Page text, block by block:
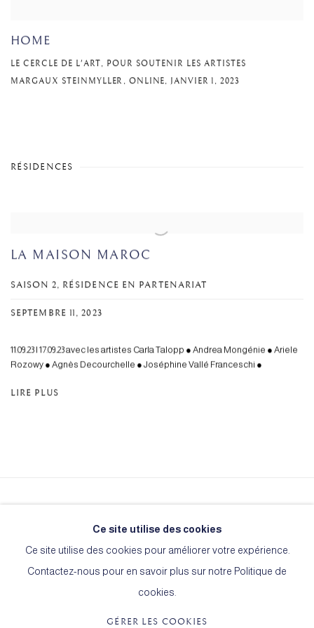
HOME
LE CERCLE DE L'ART, POUR SOUTENIR LES ARTISTES
MARGAUX STEINMYLLER, ONLINE, JANVIER 1, 2023
RÉSIDENCES
LA MAISON MAROC
SAISON 2, RÉSIDENCE EN PARTENARIAT
SEPTEMBRE 11, 2023
11.09.23 I 17.09.23 avec les artistes Carla Talopp ● Andrea Mongénie ● Ariele
Rozowy ● Agnès Decourchelle ● Joséphine Vallé Franceschi ●
LIRE PLUS
75010 Paris
Ce site utilise des cookies
Ce site utilise des cookies pour améliorer votre expérience.
Contactez-nous pour en savoir plus sur notre Politique de
cookies.
GÉRER LES COOKIES